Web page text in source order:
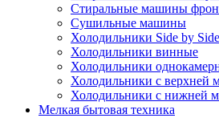
Стиральные машины
Сушильные машины
Холодильники Side by Side
Холодильники винные
Холодильники
Холодильники с верхней
Холодильники с нижней
Мелкая бытовая техника